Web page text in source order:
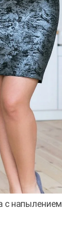
с напылением